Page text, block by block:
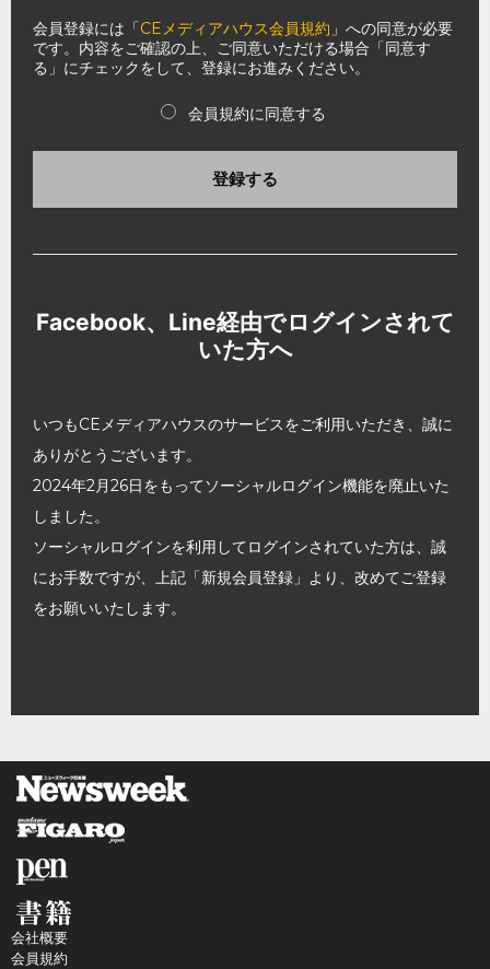
会員登録には「CEメディアハウス会員規約 」への同意が必要
です。内容をご確認の上、ご同意いただける場合「同意す
る」にチェックをして、登録にお進みください。
会員規約に同意する
登録する
Facebook、Line経由でログインされて
いた方へ
いつもCEメディアハウスのサービスをご利用いただき、誠に
ありがとうございます。
2024年2月26日をもってソーシャルログイン機能を廃止いた
しました。
ソーシャルログインを利用してログインされていた方は、誠
にお手数ですが、上記「新規会員登録」より、改めてご登録
をお願いいたします。
会社概要
会員規約